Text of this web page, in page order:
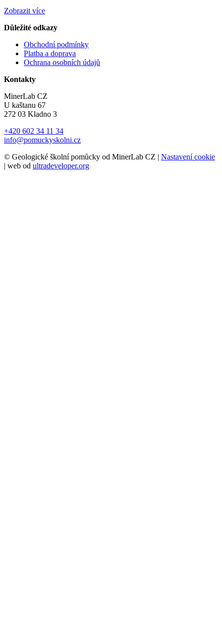
Zobrazit více
Důležité odkazy
Obchodní podmínky
Platba a doprava
Ochrana osobních údajů
Kontakty
MinerLab CZ
U kaštanu 67
272 03 Kladno 3
+420 602 34 11 34
info@pomuckyskolni.cz
© Geologické školní pomůcky od MinerLab CZ | Nastavení cookie
| web od ultradeveloper.org